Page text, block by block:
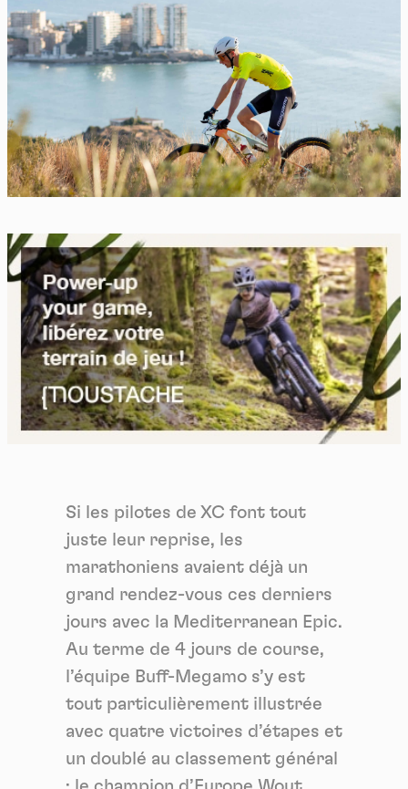
Si les pilotes de XC font tout
juste leur reprise, les
marathoniens avaient déjà un
grand rendez-vous ces derniers
jours avec la Mediterranean Epic.
Au terme de 4 jours de course,
l’équipe Buff-Megamo s’y est
tout particulièrement illustrée
avec quatre victoires d’étapes et
un doublé au classement général